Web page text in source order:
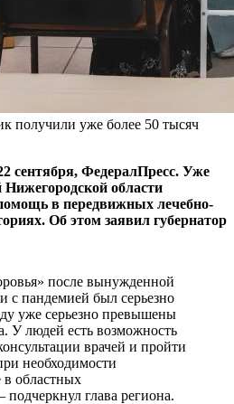
получили уже более 50 тысяч
ФедералПресс. Уже
области
в передвижных лечебно-
Об этом заявил губернатор
после вынужденной
с пандемией был серьезно
уже серьезно превышены
У людей есть возможность
врачей и пройти
необходимости
в областных
глава региона.